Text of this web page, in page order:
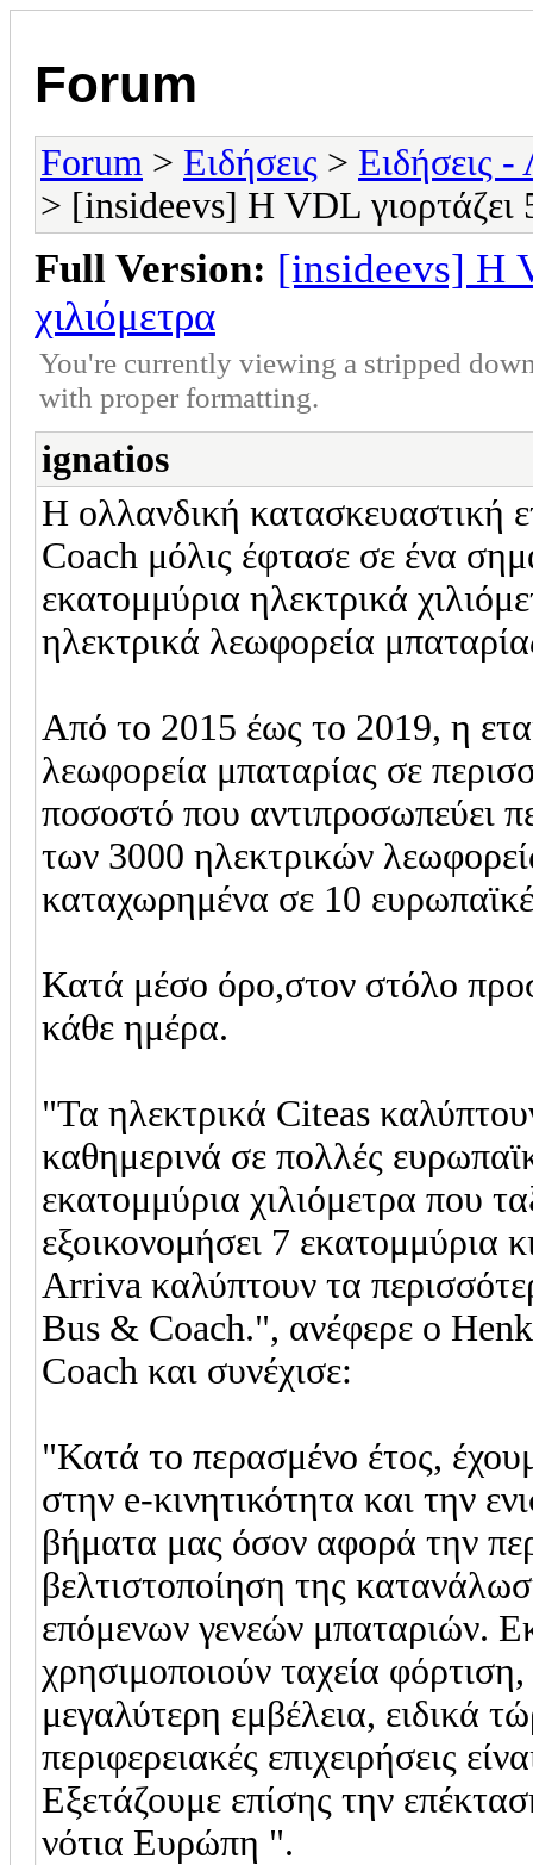
Forum
Forum > Ειδήσεις > Ειδήσεις
> [insideevs] Η VDL γιορτάζει
Full Version: [insideevs] Η
χιλιόμετρα
You're currently viewing a stripped
with proper formatting.
ignatios
Η ολλανδική κατασκευαστική
Coach μόλις έφτασε σε ένα
εκατομμύρια ηλεκτρικά
ηλεκτρικά λεωφορεία
Από το 2015 έως το 2019, η
λεωφορεία μπαταρίας σε
ποσοστό που αντιπροσωπεύει
των 3000 ηλεκτρικών
καταχωρημένα σε 10
Κατά μέσο όρο,στον στόλο
κάθε ημέρα.
"Τα ηλεκτρικά Citeas
καθημερινά σε πολλές
εκατομμύρια χιλιόμετρα που
εξοικονομήσει 7
Arriva καλύπτουν τα
Bus & Coach.", ανέφερε ο
Coach και συνέχισε:
"Κατά το περασμένο έτος,
στην e-κινητικότητα και την
βήματα μας όσον αφορά την
βελτιστοποίηση της
επόμενων γενεών μπαταριών.
χρησιμοποιούν ταχεία
μεγαλύτερη εμβέλεια, ειδικά
περιφερειακές επιχειρήσεις
Εξετάζουμε επίσης την
νότια Ευρώπη ".